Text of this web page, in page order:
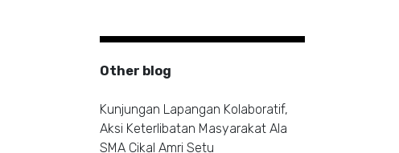
Other blog
Kunjungan Lapangan Kolaboratif,
Aksi Keterlibatan Masyarakat Ala
SMA Cikal Amri Setu